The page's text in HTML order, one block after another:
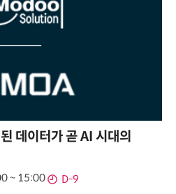
데이터가 곧 AI 시대의
~ 15:00 D-9